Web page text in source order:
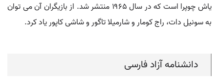
یاش چوپرا است که در سال ۱۹۶۵ منتشر شد. از بازیگران آن می توان
به سونیل دات، راج کومار و شارمیلا تاگور و شاشی کاپور یاد کرد.
دانشنامه آزاد فارسی